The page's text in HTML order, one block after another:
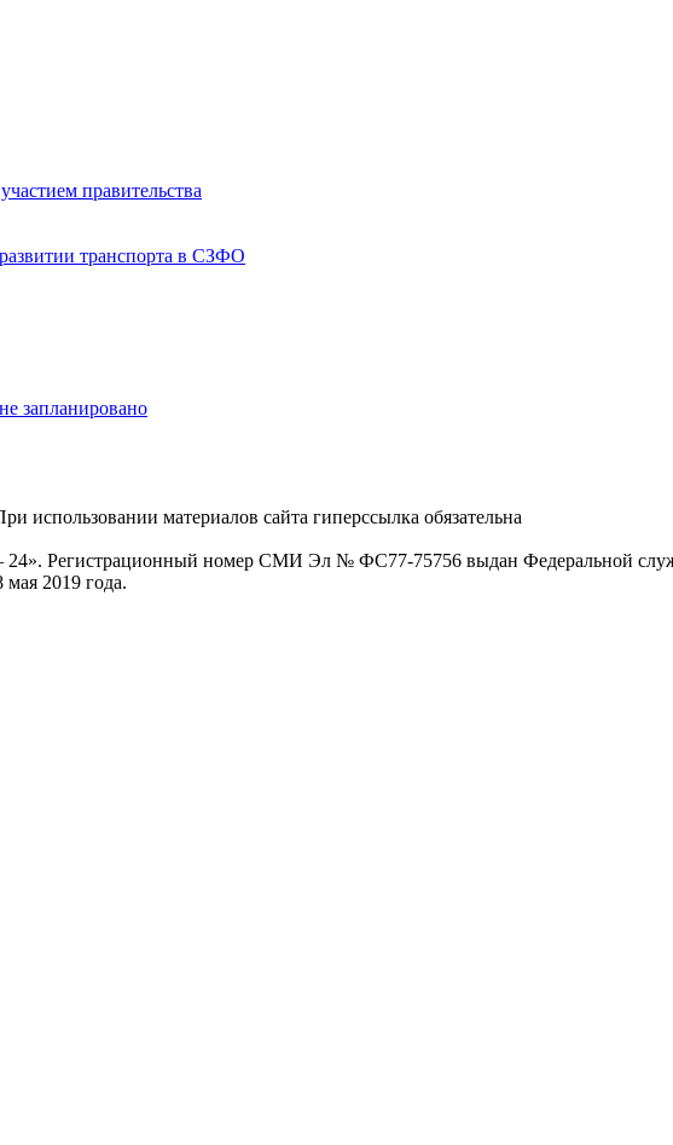
правительства
транспорта в СЗФО
запланировано
использовании материалов сайта гиперссылка обязательна
24». Регистрационный номер СМИ Эл № ФС77-75756 выдан Федеральной
2019 года.